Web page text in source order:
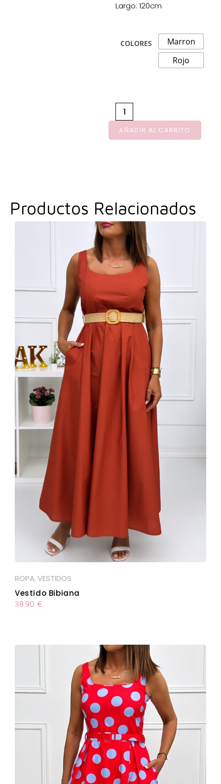
Largo: 120cm
COLORES
Marron
Rojo
AÑADIR AL CARRITO
Productos Relacionados
ROPA, VESTIDOS
Vestido Bibiana
38.90 €